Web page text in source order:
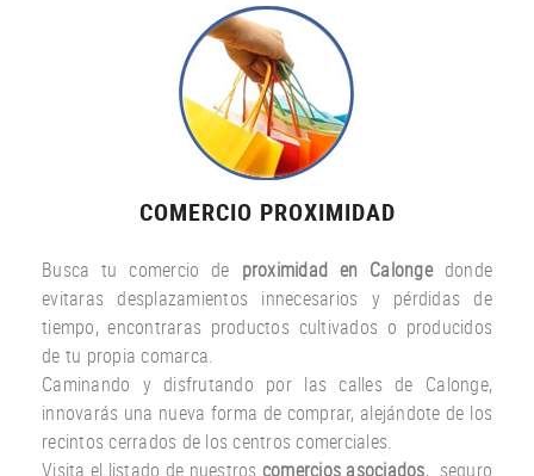
COMERCIO PROXIMIDAD
Busca tu comercio de proximidad en Calongedonde
evitaras desplazamientos innecesarios y pérdidas de
tiempo, encontraras productos cultivados o producidos
de tu propia comarca.
Caminando y disfrutando por las calles de Calonge,
innovarás una nueva forma de comprar, alejándote de los
recintos cerrados de los centros comerciales.
Visita el listado de nuestros comercios asociados, seguro